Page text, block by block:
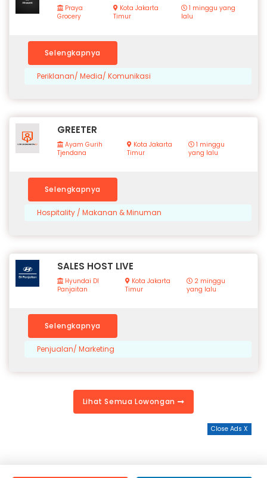
Praya
Grocery
Kota Jakarta
Timur
1 minggu yang
lalu
Selengkapnya
Periklanan/ Media/ Komunikasi
GREETER
Ayam Gurih
Tjendana
Kota Jakarta
Timur
1 minggu
yang lalu
Selengkapnya
Hospitality / Makanan & Minuman
SALES HOST LIVE
Hyundai DI
Panjaitan
Kota Jakarta
Timur
2 minggu
yang lalu
Selengkapnya
Penjualan/ Marketing
Lihat Semua Lowongan
Close Ads X